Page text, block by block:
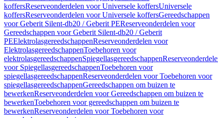
koffersReserveonderdelen voor Universele koffersUniversele
koffersReserveonderdelen voor Universele koffersGereedschappen
voor Geberit Silent-db20 / Geberit PEReserveonderdelen voor
Gereedschappen voor Geberit Silent-db20 / Geberit
PEElektrolasgereedschappenReserveonderdelen voor
ElektrolasgereedschappenToebehoren voor
elektrolasgereedschappenSpiegellasgereedschappen
voor SpiegellasgereedschappenToebehoren voor
spiegellasgereedschappenReserveonderdelen voor Toebehoren voor
spiegellasgereedschappenGereedschappen om buizen te
bewerkenReserveonderdelen voor Gereedschappen om buizen te
bewerkenToebehoren voor gereedschappen om buizen te
bewerkenReserveonderdelen voor Toebehoren voor